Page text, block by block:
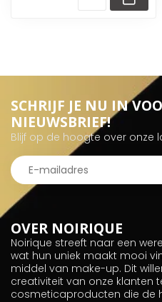
OVER NOIRIQUE
Noirique streeft naar een
wat hun uniek maakt mooi
middel van make-up. Dit
creativiteit van onze klanten
cosmeticaproducten die de
SCHRIJF JE NU IN
NIEUWSBRIEF!
Blijf op de hoogte over onze